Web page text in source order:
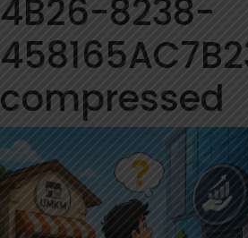
4B26-8238-
compressed